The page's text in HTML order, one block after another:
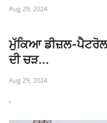
Aug 29, 2024
ਮੁੱਕਿਆ ਡੀਜ਼ਲ-ਪੈਟਰੋਲ
ਦੀ ਚੜ...
Aug 29, 2024
,